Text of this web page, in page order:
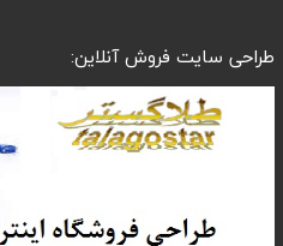
طراحی سایت فروش آنلاین: